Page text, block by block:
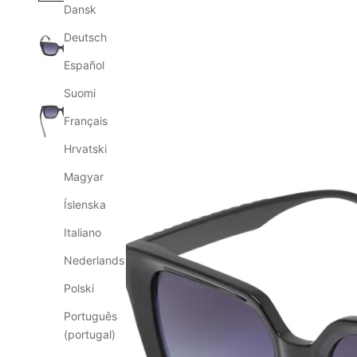
Dansk
Deutsch
Español
Suomi
Français
Hrvatski
Magyar
Íslenska
Italiano
Nederlands
Polski
Português
(portugal)